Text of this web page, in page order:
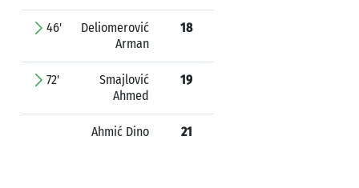
46'
Deliomerović
Arman
18
72'
Smajlović
Ahmed
19
Ahmić Dino 21